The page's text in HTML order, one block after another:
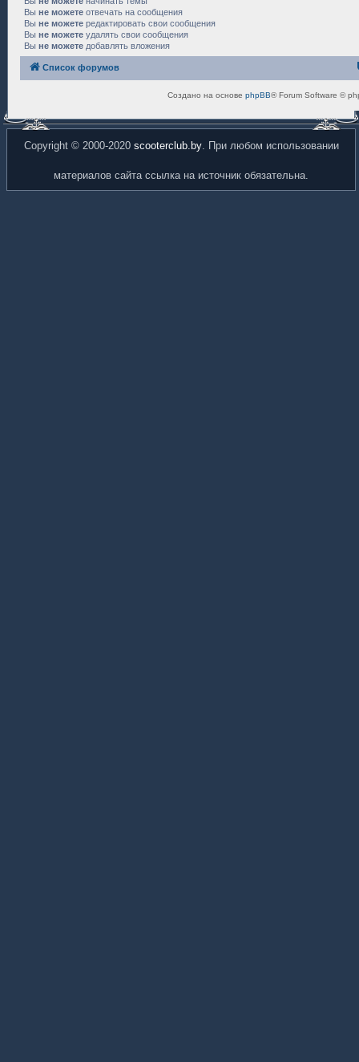
Вы не можете отвечать на сообщения
Вы не можете редактировать свои сообщения
Вы не можете удалять свои сообщения
Вы не можете добавлять вложения
Список форумов
Создано на основе phpBB® Forum Software ©
Copyright © 2000-2020 scooterclub.by. При любом использовании
материалов сайта ссылка на источник обязательна.